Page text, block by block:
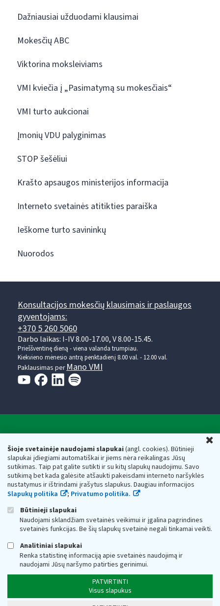
Šioje svetainėje naudojami slapukai(angl. cookies). Būtinieji
slapukai įdiegiami automatiškai ir jiems nėra reikalingas Jūsų
sutikimas. Taip pat galite sutikti ir su kitų slapukų naudojimu. Savo
sutikimą bet kada galėsite atšaukti pakeisdami interneto naršyklės
nustatymus ir ištrindami įrašytus slapukus. Daugiau informacijos
Slapukų politika
; Privatumo politika.
Būtinieji slapukai
Naudojami sklandžiam svetainės veikimui ir įgalina pagrindines
svetainės funkcijas. Be šių slapukų svetainė negali tinkamai veikti.
Analitiniai slapukai
Renka statistinę informaciją apie svetainės naudojimą ir
naudojami Jūsų naršymo patirties gerinimui.
PATVIRTINTI
Visus slapukus
Dažniausiai užduodami klausimai
Mokesčių ABC
Viktorina moksleiviams
VMI kviečia į „Pasimatymą su mokesčiais“
VMI turto aukcionai
Įmonių VDU palyginimas
STOP šešėliui
Krašto apsaugos ministerijos informacija
Interneto svetainės atitikties paraiška
Ieškome turto savininkų
Nuorodos
Konsultacijos mokesčių klausimais ir paslaugos
gyventojams:
+370 5 260 5060
Darbo laikas: I-IV 8.00-17.00, V 8.00-15.45.
Prieššventinę dieną - viena valanda trumpiau.
Kiekvieno mėnesio antrą penktadienį 8.00 val. - 12.00 val.
Paklausimas per Mano VMI
Respublikos finansų ministerijos
Biudžetinė įstaiga. Juridinio asmens kodas — 188659752,
adresas: Vasario 16-osios g. 14, 01107 Vilnius, Lietuva, el.paštas:
vmi@vmi.lt, E. pristatymo dėžutės adresas 188659752
Duomenys apie Valstybinę mokesčių inspekciją prie Lietuvos
Respublikos finansų ministerijos kaupiami ir saugomi Juridinių